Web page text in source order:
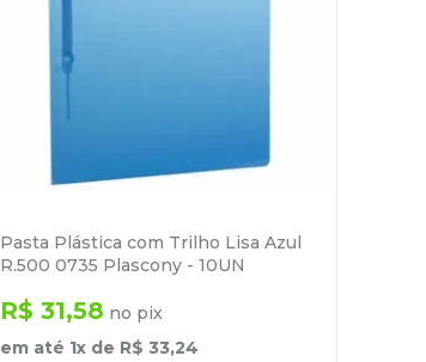
Pasta Plástica com Trilho Lisa Azul
R.500 0735 Plascony - 10UN
R$ 31,58 no pix
em até 1x de R$ 33,24